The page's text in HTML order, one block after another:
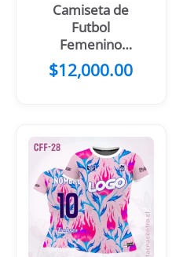
Camiseta de
Futbol
Femenino
Negro Morado
Flores
$12,000.00